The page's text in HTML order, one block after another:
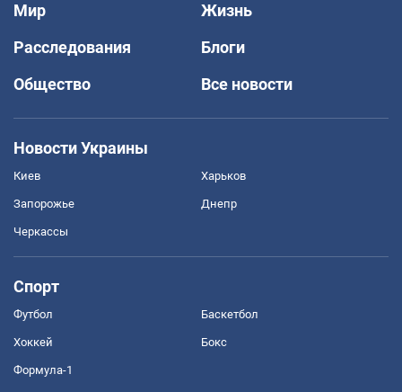
Мир
Жизнь
Расследования
Блоги
Общество
Все новости
Новости Украины
Киев Харьков
Запорожье Днепр
Черкассы
Спорт
Футбол Баскетбол
Хоккей Бокс
Формула-1